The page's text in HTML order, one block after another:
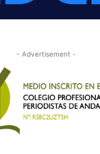
- Advertisement -